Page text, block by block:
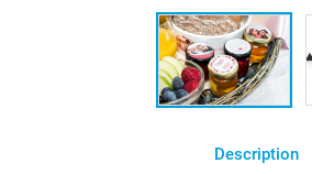
Description